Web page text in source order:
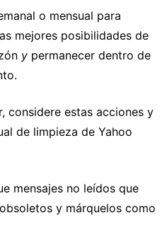
o mensual para
mejores posibilidades de
y permanecer dentro de
considere estas acciones y
de limpieza de Yahoo
mensajes no leídos que
y márquelos como